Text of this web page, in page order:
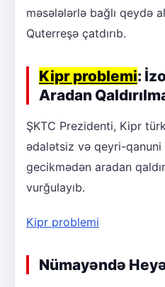
məsələlərlə bağlı qeydə
Quterreşə çatdırıb.
Kipr problemi:
Aradan
ŞKTC Prezidenti, Kipr türk
ədalətsiz və qeyri-
gecikmədən aradan
vurğulayıb.
Kipr problemi
Nümayəndə